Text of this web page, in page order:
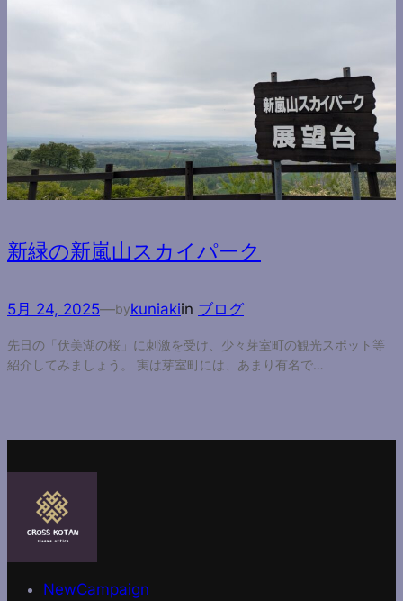
新緑の新嵐山スカイパーク
5月 24, 2025—bykuniakiin ブログ
先日の「伏美湖の桜」に刺激を受け、少々芽室町の観光スポット等
紹介してみましょう。 実は芽室町には、あまり有名で…
NewCampaign